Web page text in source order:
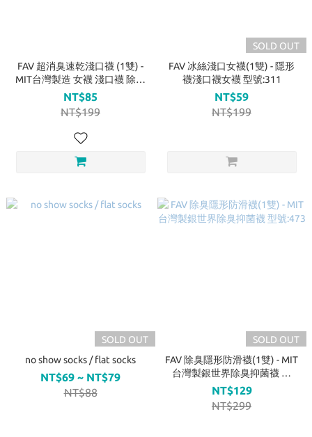
FAV 超消臭速乾淺口襪 (1雙) -
MIT台灣製造 女襪 淺口襪 除臭
速乾 抗菌 隱形襪 型號:B516
NT$85
NT$199
SOLD OUT
FAV 冰絲淺口女襪(1雙) - 隱形
襪淺口襪女襪 型號:311
NT$59
NT$199
SOLD OUT
no show socks / flat socks
NT$69 ~ NT$79
NT$88
SOLD OUT
FAV 除臭隱形防滑襪(1雙) - MIT
台灣製銀世界除臭抑菌襪 型
號:473
NT$129
NT$299